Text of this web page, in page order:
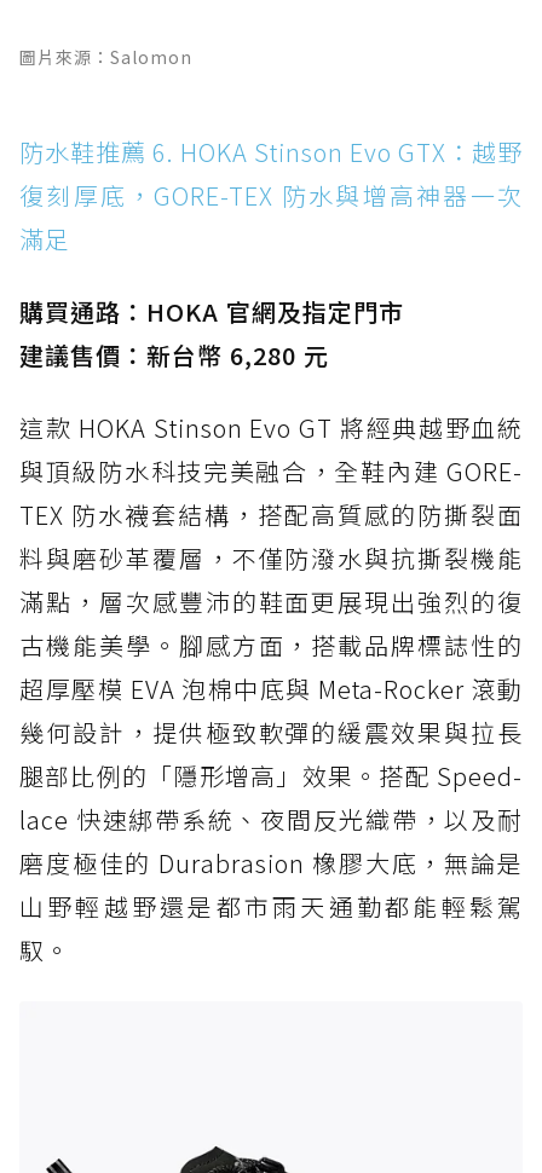
圖片來源：Salomon
防水鞋推薦 6. HOKA Stinson Evo GTX：越野
復刻厚底，GORE-TEX 防水與增高神器一次
滿足
購買通路：HOKA 官網及指定門市
建議售價：新台幣 6,280 元
這款 HOKA Stinson Evo GT 將經典越野血統
與頂級防水科技完美融合，全鞋內建 GORE-
TEX 防水襪套結構，搭配高質感的防撕裂面
料與磨砂革覆層，不僅防潑水與抗撕裂機能
滿點，層次感豐沛的鞋面更展現出強烈的復
古機能美學。腳感方面，搭載品牌標誌性的
超厚壓模 EVA 泡棉中底與 Meta-Rocker 滾動
幾何設計，提供極致軟彈的緩震效果與拉長
腿部比例的「隱形增高」效果。搭配 Speed-
lace 快速綁帶系統、夜間反光織帶，以及耐
磨度極佳的 Durabrasion 橡膠大底，無論是
山野輕越野還是都市雨天通勤都能輕鬆駕
馭。